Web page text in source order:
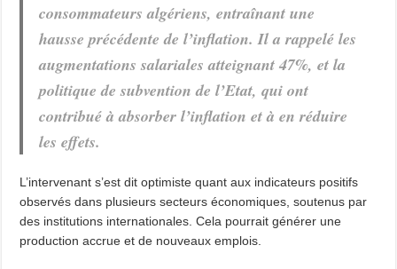
consommateurs algériens, entraînant une
hausse précédente de l’inflation. Il a rappelé les
augmentations salariales atteignant 47%, et la
politique de subvention de l’Etat, qui ont
contribué à absorber l’inflation et à en réduire
les effets.
L’intervenant s’est dit optimiste quant aux indicateurs positifs
observés dans plusieurs secteurs économiques, soutenus par
des institutions internationales. Cela pourrait générer une
production accrue et de nouveaux emplois.